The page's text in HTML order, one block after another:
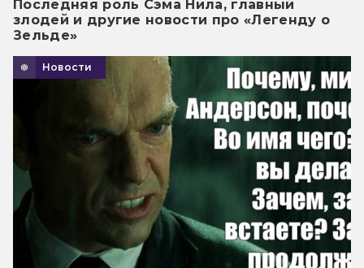
Последняя роль Сэма Нила, главный
злодей и другие новости про «Легенду о
Зельде»
Новости